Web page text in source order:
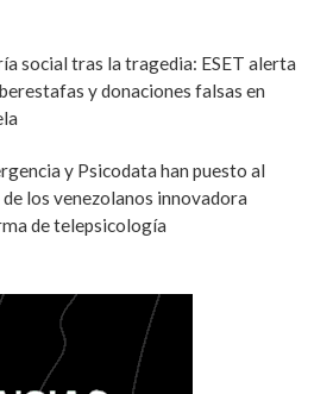
social tras la tragedia: ESET alerta
y donaciones falsas en
y Psicodata han puesto al
los venezolanos innovadora
de telepsicología